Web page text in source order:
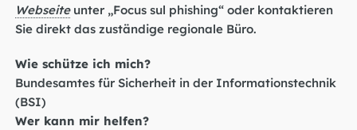
Webseiteunter „Focus sul phishing“ oder kontaktieren
Sie direkt das zuständige regionale Büro.
Wie schütze ich mich?
Bundesamtes für Sicherheit in der Informationstechnik
(BSI)
Wer kann mir helfen?